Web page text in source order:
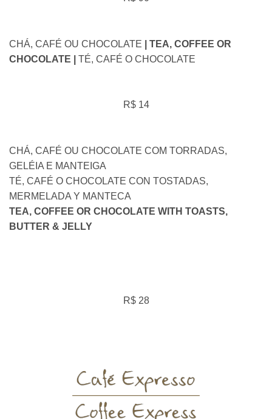
CHÁ, CAFÉ OU CHOCOLATE | TEA, COFFEE OR
CHOCOLATE | TÉ, CAFÉ O CHOCOLATE
R$ 14
CHÁ, CAFÉ OU CHOCOLATE COM TORRADAS,
GELÉIA E MANTEIGA
TÉ, CAFÉ O CHOCOLATE CON TOSTADAS,
MERMELADA Y MANTECA
TEA, COFFEE OR CHOCOLATE WITH TOASTS,
BUTTER & JELLY
R$ 28